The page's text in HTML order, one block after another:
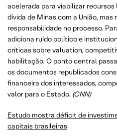
acelerada para viabilizar
dívida de Minas com a União,
responsabilidade no processo.
adiciona ruído político e
críticas sobre valuation,
habilitação. O ponto central
os documentos republicados
financeira dos interessados,
valor para o Estado. (CNN)
Estudo mostra déficit de
capitais brasileiras